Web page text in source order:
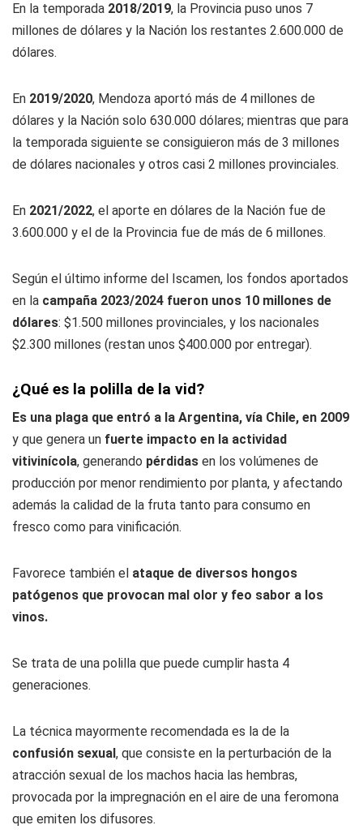
En la temporada 2018/2019, la Provincia puso unos 7
millones de dólares y la Nación los restantes 2.600.000 de
dólares.
En 2019/2020, Mendoza aportó más de 4 millones de
dólares y la Nación solo 630.000 dólares; mientras que para
la temporada siguiente se consiguieron más de 3 millones
de dólares nacionales y otros casi 2 millones provinciales.
En 2021/2022, el aporte en dólares de la Nación fue de
3.600.000 y el de la Provincia fue de más de 6 millones.
Según el último informe del Iscamen, los fondos aportados
en la campaña 2023/2024 fueron unos 10 millones de
dólares: $1.500 millones provinciales, y los nacionales
$2.300 millones (restan unos $400.000 por entregar).
¿Qué es la polilla de la vid?
Es una plaga que entró a la Argentina, vía Chile, en 2009
y que genera un fuerte impacto en la actividad
vitivinícola, generando pérdidas en los volúmenes de
producción por menor rendimiento por planta, y afectando
además la calidad de la fruta tanto para consumo en
fresco como para vinificación.
Favorece también el ataque de diversos hongos
patógenos que provocan mal olor y feo sabor a los
vinos.
Se trata de una polilla que puede cumplir hasta 4
generaciones.
La técnica mayormente recomendada es la de la
confusión sexual, que consiste en la perturbación de la
atracción sexual de los machos hacia las hembras,
provocada por la impregnación en el aire de una feromona
que emiten los difusores.